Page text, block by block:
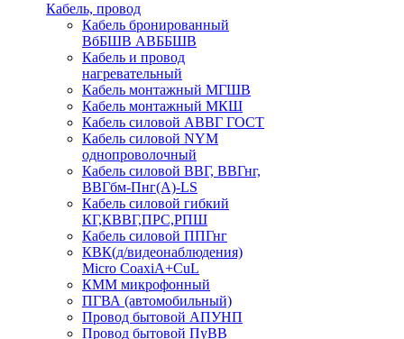
Кабель, провод
Кабель бронированный
ВбБШВ АВББШВ
Кабель и провод
нагревательный
Кабель монтажный МГШВ
Кабель монтажный МКШ
Кабель силовой АВВГ ГОСТ
Кабель силовой NYM
однопроволочный
Кабель силовой ВВГ, ВВГнг,
ВВГбм-Пнг(А)-LS
Кабель силовой гибкий
КГ,КВВГ,ПРС,РПШ
Кабель силовой ППГнг
КВК(д/видеонаблюдения)
Micro CoaxiA+CuL
КММ микрофонный
ПГВА (автомобильный)
Провод бытовой АПУНП
Провод бытовой ПуВВ